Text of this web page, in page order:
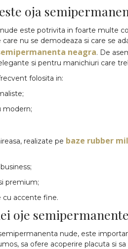
oja
este potrivita in foarte multe
care nu se demodeaza si care se
neagra. De
si pentru manichiuri care
folosita in:
modern;
realizate pe baze rubber
premium;
cu accente fine.
oje
nude, este
sa ofere acoperire placuta si